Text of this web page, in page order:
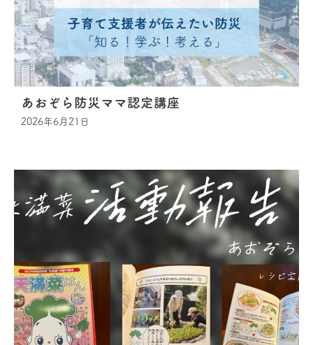
あおぞら防災ママ認定講座
2026年6月21日